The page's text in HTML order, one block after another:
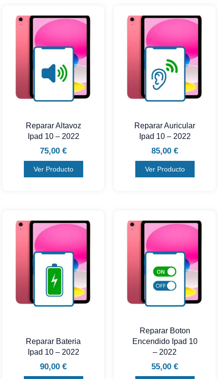
Reparar Altavoz
Ipad 10 – 2022
75,00 €
Ver Producto
Reparar Auricular
Ipad 10 – 2022
85,00 €
Ver Producto
Reparar Bateria
Ipad 10 – 2022
90,00 €
Reparar Boton
Encendido Ipad 10
– 2022
55,00 €